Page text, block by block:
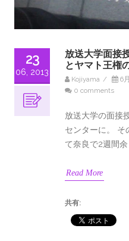
23
06, 2013
放送大学面
とヤマト王権
Kojiyama / 6
0 comments
放送大学の面接
センターに。 そ
て奈良で2週間
Read More
共有: